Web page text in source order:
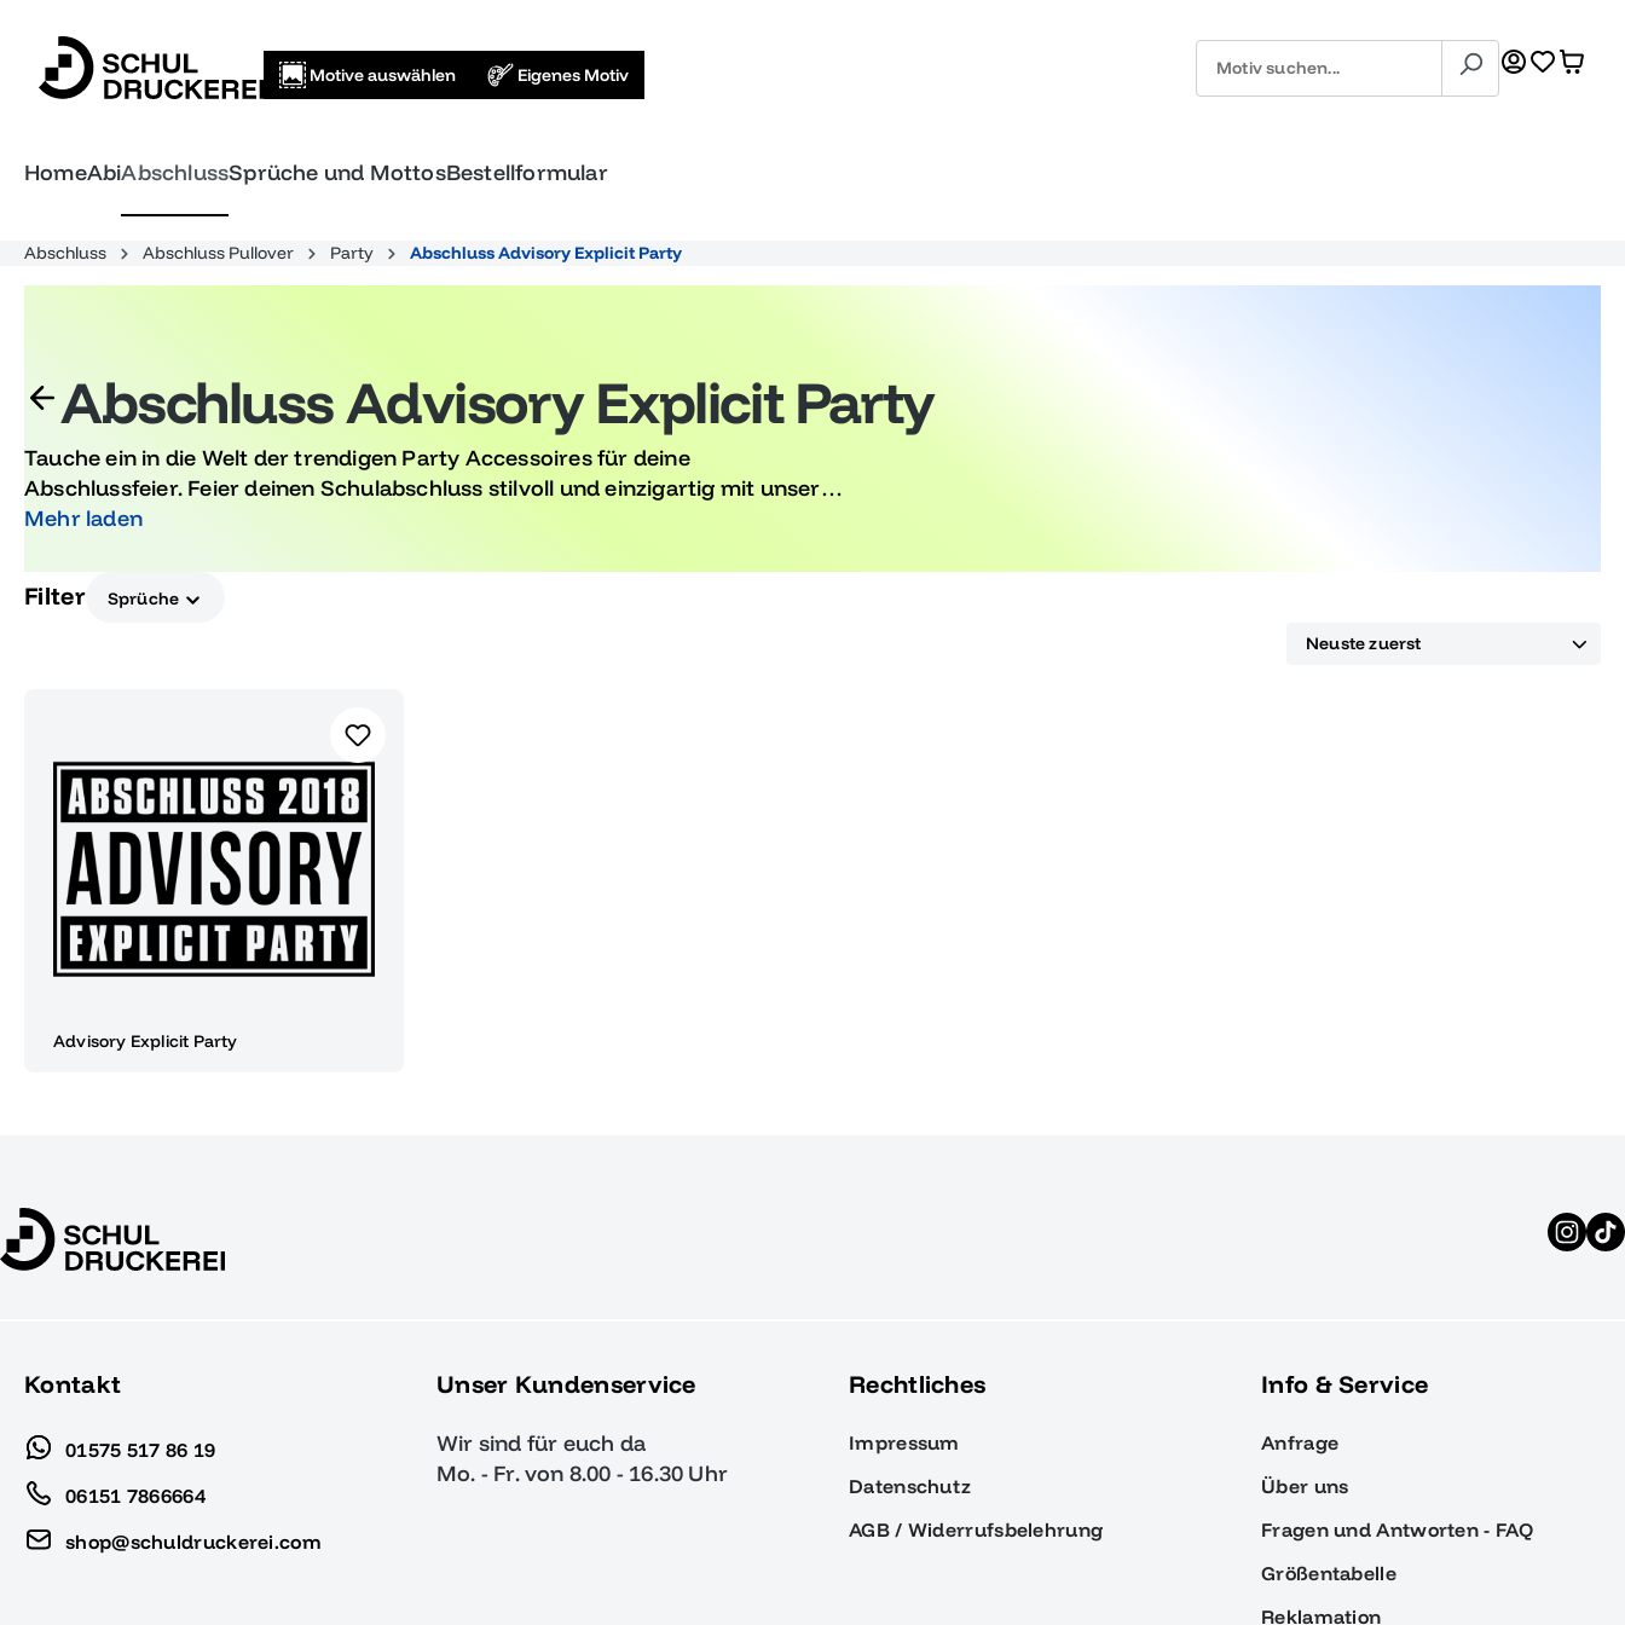
Motive auswählen Eigenes Motiv
HomeAbiAbschlussSprüche und MottosBestellformular
Abschluss Abschluss Pullover Party Abschluss Advisory Explicit Party
Abschluss Advisory Explicit Party
Tauche ein in die Welt der trendigen Party Accessoires für deine
Abschlussfeier. Feier deinen Schulabschluss stilvoll und einzigartig mit unseren
exklusiven Produkten, die speziell für diesen besonderen Anlass gestaltet sind.
Mehr laden
Filter Sprüche
Advisory Explicit Party
Kontakt
01575 517 86 19
06151 7866664
shop@schuldruckerei.com
Unser Kundenservice
Wir sind für euch da
Mo. - Fr. von 8.00 - 16.30 Uhr
Rechtliches
Impressum
Datenschutz
AGB / Widerrufsbelehrung
Info & Service
Anfrage
Über uns
Fragen und Antworten - FAQ
Größentabelle
Reklamation